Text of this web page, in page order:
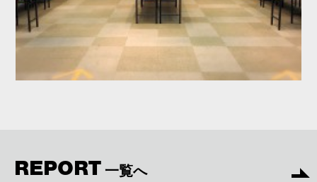
REPORT 一覧へ